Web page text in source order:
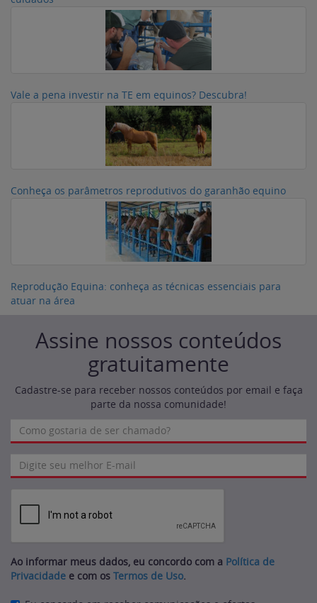
Vale a pena investir na TE em equinos? Descubra!
Conheça os parâmetros reprodutivos do garanhão equino
Reprodução Equina: conheça as técnicas essenciais para
atuar na área
Assine nossos conteúdos
gratuitamente
Cadastre-se para receber nossos conteúdos por email e faça
parte da nossa comunidade!
Ao informar meus dados, eu concordo com a Política de
Privacidade e com os Termos de Uso.